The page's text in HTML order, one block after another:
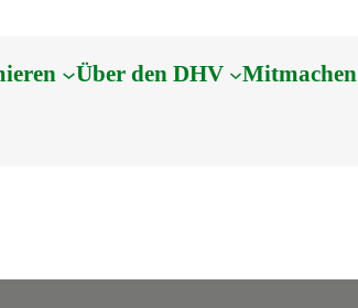
Über den DHV Mitmachen